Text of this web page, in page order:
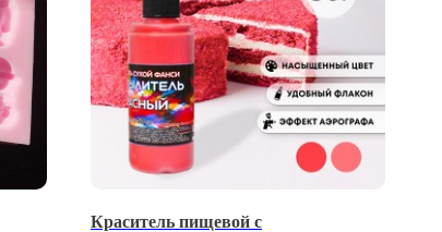
Краситель пищевой с